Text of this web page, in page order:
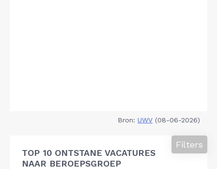
Bron: UWV (08-06-2026)
TOP 10 ONTSTANE VACATURES
NAAR BEROEPSGROEP
Filters